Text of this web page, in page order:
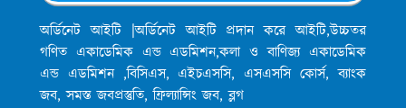
অর্ডিনেট আইটি |অর্ডিনেট আইটি প্রদান করে আইটি,উচ্চতর
গণিত একাডেমিক এন্ড এডমিশন,কলা ও বাণিজ্য একাডেমিক
এন্ড এডমিশন ,বিসিএস, এইচএসসি, এসএসসি কোর্স, ব্যাংক
জব, সমস্ত জবপ্রস্তুতি, ফ্রিল্যান্সিং জব, ব্লগ